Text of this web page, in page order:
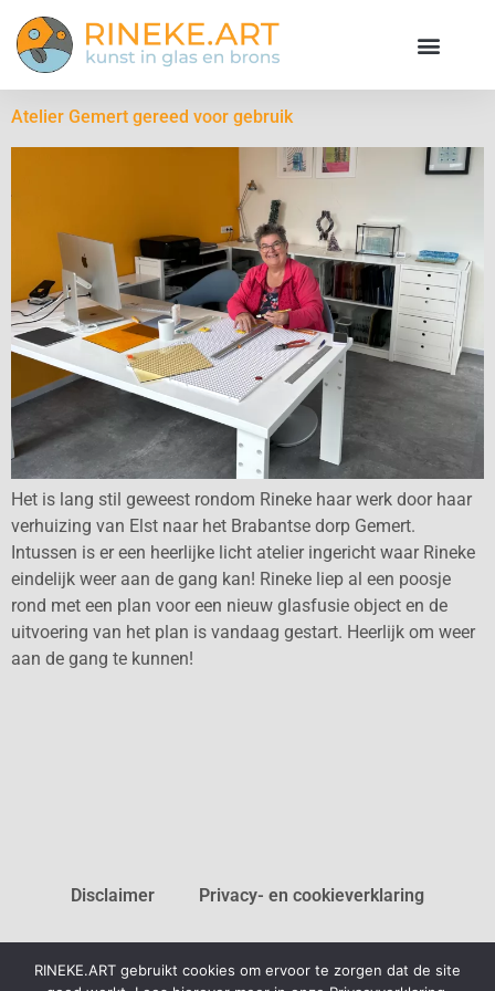
Atelier Gemert gereed voor gebruik
Het is lang stil geweest rondom Rineke haar werk door haar
verhuizing van Elst naar het Brabantse dorp Gemert.
Intussen is er een heerlijke licht atelier ingericht waar Rineke
eindelijk weer aan de gang kan! Rineke liep al een poosje
rond met een plan voor een nieuw glasfusie object en de
uitvoering van het plan is vandaag gestart. Heerlijk om weer
aan de gang te kunnen!
Disclaimer Privacy- en cookieverklaring
RINEKE.ART gebruikt cookies om ervoor te zorgen dat de site